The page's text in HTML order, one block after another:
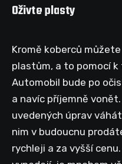
Oživte plasty
Kromě koberců
plastům, a to pomocí
Automobil bude po
a navíc příjemně vonět.
uvedených úprav
nim v budoucnu
rychleji a za vyšší